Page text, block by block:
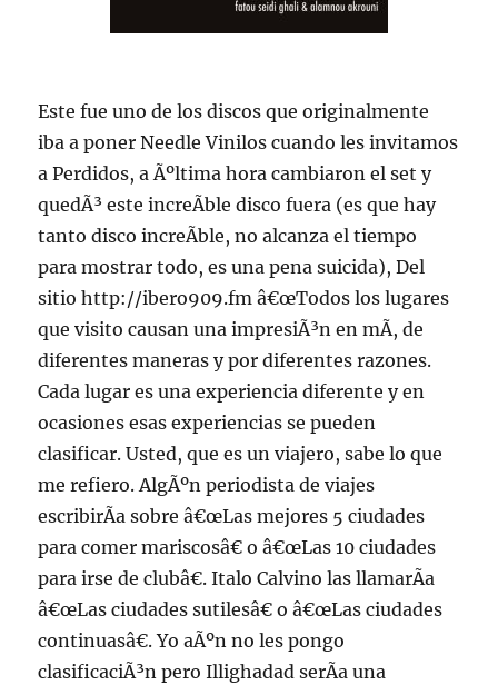
Este fue uno de los discos que originalmente
iba a poner Needle Vinilos cuando les invitamos
a Perdidos, a Ãºltima hora cambiaron el set y
quedÃ³ este increÃ­ble disco fuera (es que hay
tanto disco increÃ­ble, no alcanza el tiempo
para mostrar todo, es una pena suicida), Del
sitio http://ibero909.fm â€œTodos los lugares
que visito causan una impresiÃ³n en mÃ­, de
diferentes maneras y por diferentes razones.
Cada lugar es una experiencia diferente y en
ocasiones esas experiencias se pueden
clasificar. Usted, que es un viajero, sabe lo que
me refiero. AlgÃºn periodista de viajes
escribirÃ­a sobre â€œLas mejores 5 ciudades
para comer mariscosâ€ o â€œLas 10 ciudades
para irse de clubâ€. Italo Calvino las llamarÃ­a
â€œLas ciudades sutilesâ€ o â€œLas ciudades
continuasâ€. Yo aÃºn no les pongo
clasificaciÃ³n pero Illighadad serÃ­a una